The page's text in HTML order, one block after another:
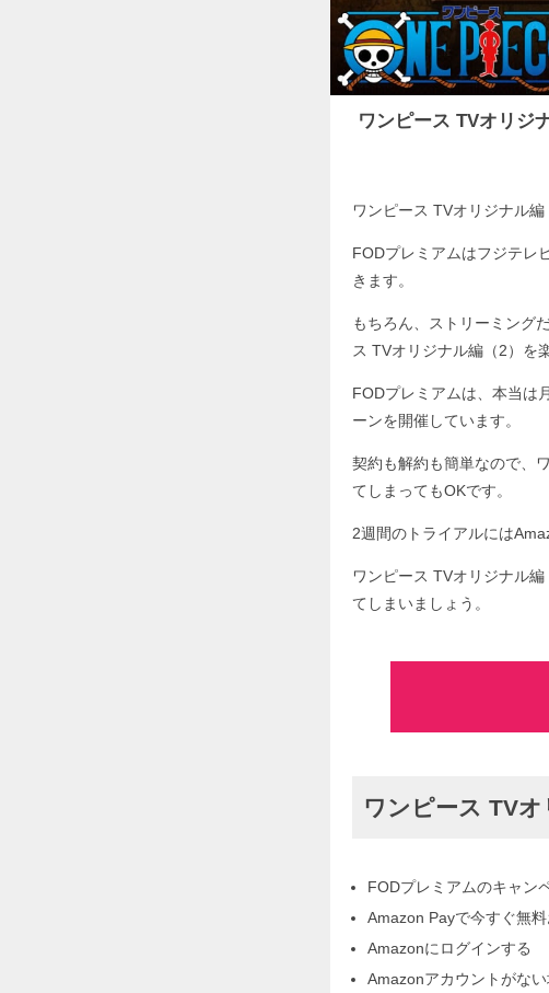
ワンピース TVオリジ
ワンピース TVオリジナル
FODプレミアムはフジテレ
きます。
もちろん、ストリーミング
ス TVオリジナル編（2）を
FODプレミアムは、本当は
ーンを開催しています。
契約も解約も簡単なので、
てしまってもOKです。
2週間のトライアルには
ワンピース TVオリジナル
てしまいましょう。
ワンピース TV
FODプレミアムのキャン
Amazon Payで今すぐ無
Amazonにログインする
Amazonアカウントがな